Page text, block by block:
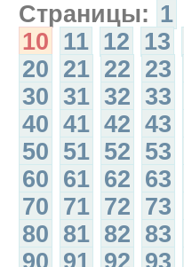
Страницы: 1
10 11 12 13
20 21 22 23
30 31 32 33
40 41 42 43
50 51 52 53
60 61 62 63
70 71 72 73
80 81 82 83
90 91 92 93